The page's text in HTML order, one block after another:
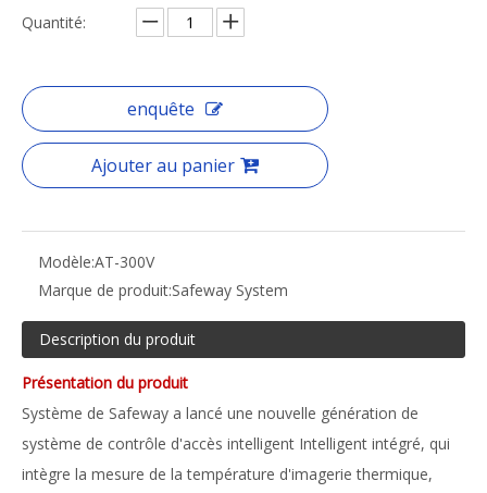
Quantité:
enquête
Ajouter au panier
Modèle:AT-300V
Marque de produit:Safeway System
Description du produit
Présentation du produit
Système de Safeway a lancé une nouvelle génération de
système de contrôle d'accès intelligent Intelligent intégré, qui
intègre la mesure de la température d'imagerie thermique,